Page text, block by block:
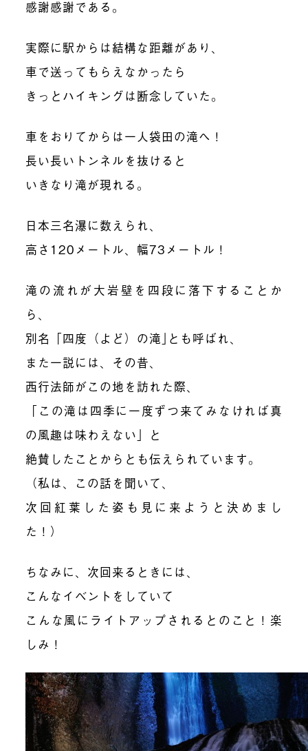
感謝感謝である。
実際に駅からは結構な距離があり、
車で送ってもらえなかったら
きっとハイキングは断念していた。
車をおりてからは一人袋田の滝へ！
長い長いトンネルを抜けると
いきなり滝が現れる。
日本三名瀑に数えられ、
高さ120メートル、幅73メートル！
滝の流れが大岩壁を四段に落下することか
ら、
別名「四度（よど）の滝｣とも呼ばれ、
また一説には、その昔、
西行法師がこの地を訪れた際、
「この滝は四季に一度ずつ来てみなければ真
の風趣は味わえない」と
絶賛したことからとも伝えられています。
（私は、この話を聞いて、
次回紅葉した姿も見に来ようと決めまし
た！）
ちなみに、次回来るときには、
こんなイベントをしていて
こんな風にライトアップされるとのこと！楽
しみ！